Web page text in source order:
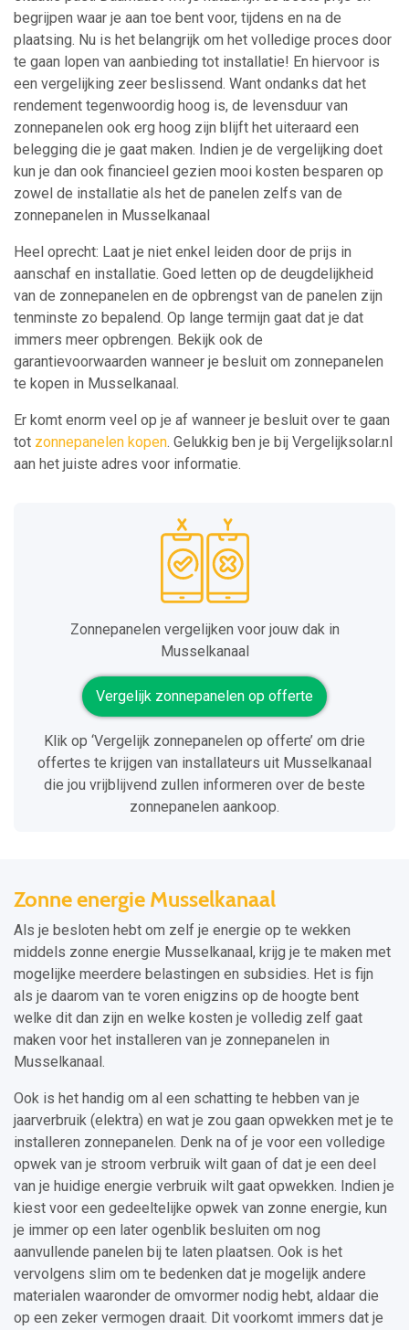
begrijpen waar je aan toe bent voor, tijdens en na de
plaatsing. Nu is het belangrijk om het volledige proces door
te gaan lopen van aanbieding tot installatie! En hiervoor is
een vergelijking zeer beslissend. Want ondanks dat het
rendement tegenwoordig hoog is, de levensduur van
zonnepanelen ook erg hoog zijn blijft het uiteraard een
belegging die je gaat maken. Indien je de vergelijking doet
kun je dan ook financieel gezien mooi kosten besparen op
zowel de installatie als het de panelen zelfs van de
zonnepanelen in Musselkanaal
Heel oprecht: Laat je niet enkel leiden door de prijs in
aanschaf en installatie. Goed letten op de deugdelijkheid
van de zonnepanelen en de opbrengst van de panelen zijn
tenminste zo bepalend. Op lange termijn gaat dat je dat
immers meer opbrengen. Bekijk ook de
garantievoorwaarden wanneer je besluit om zonnepanelen
te kopen in Musselkanaal.
Er komt enorm veel op je af wanneer je besluit over te gaan
tot zonnepanelen kopen. Gelukkig ben je bij Vergelijksolar.nl
aan het juiste adres voor informatie.
Zonnepanelen vergelijken voor jouw dak in
Musselkanaal
Vergelijk zonnepanelen op offerte
Klik op ‘Vergelijk zonnepanelen op offerte’ om drie
offertes te krijgen van installateurs uit Musselkanaal
die jou vrijblijvend zullen informeren over de beste
zonnepanelen aankoop.
Zonne energie Musselkanaal
Als je besloten hebt om zelf je energie op te wekken
middels zonne energie Musselkanaal, krijg je te maken met
mogelijke meerdere belastingen en subsidies. Het is fijn
als je daarom van te voren enigzins op de hoogte bent
welke dit dan zijn en welke kosten je volledig zelf gaat
maken voor het installeren van je zonnepanelen in
Musselkanaal.
Ook is het handig om al een schatting te hebben van je
jaarverbruik (elektra) en wat je zou gaan opwekken met je te
installeren zonnepanelen. Denk na of je voor een volledige
opwek van je stroom verbruik wilt gaan of dat je een deel
van je huidige energie verbruik wilt gaat opwekken. Indien je
kiest voor een gedeeltelijke opwek van zonne energie, kun
je immer op een later ogenblik besluiten om nog
aanvullende panelen bij te laten plaatsen. Ook is het
vervolgens slim om te bedenken dat je mogelijk andere
materialen waaronder de omvormer nodig hebt, aldaar die
op een zeker vermogen draait. Dit voorkomt immers dat je